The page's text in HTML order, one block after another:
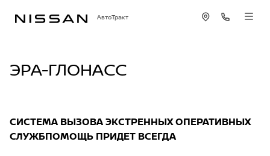
АвтоТракт
ЭРА-ГЛОНАСС
СИСТЕМА ВЫЗОВА ЭКСТРЕННЫХ ОПЕРАТИВНЫХ
СЛУЖБПОМОЩЬ ПРИДЕТ ВСЕГДА